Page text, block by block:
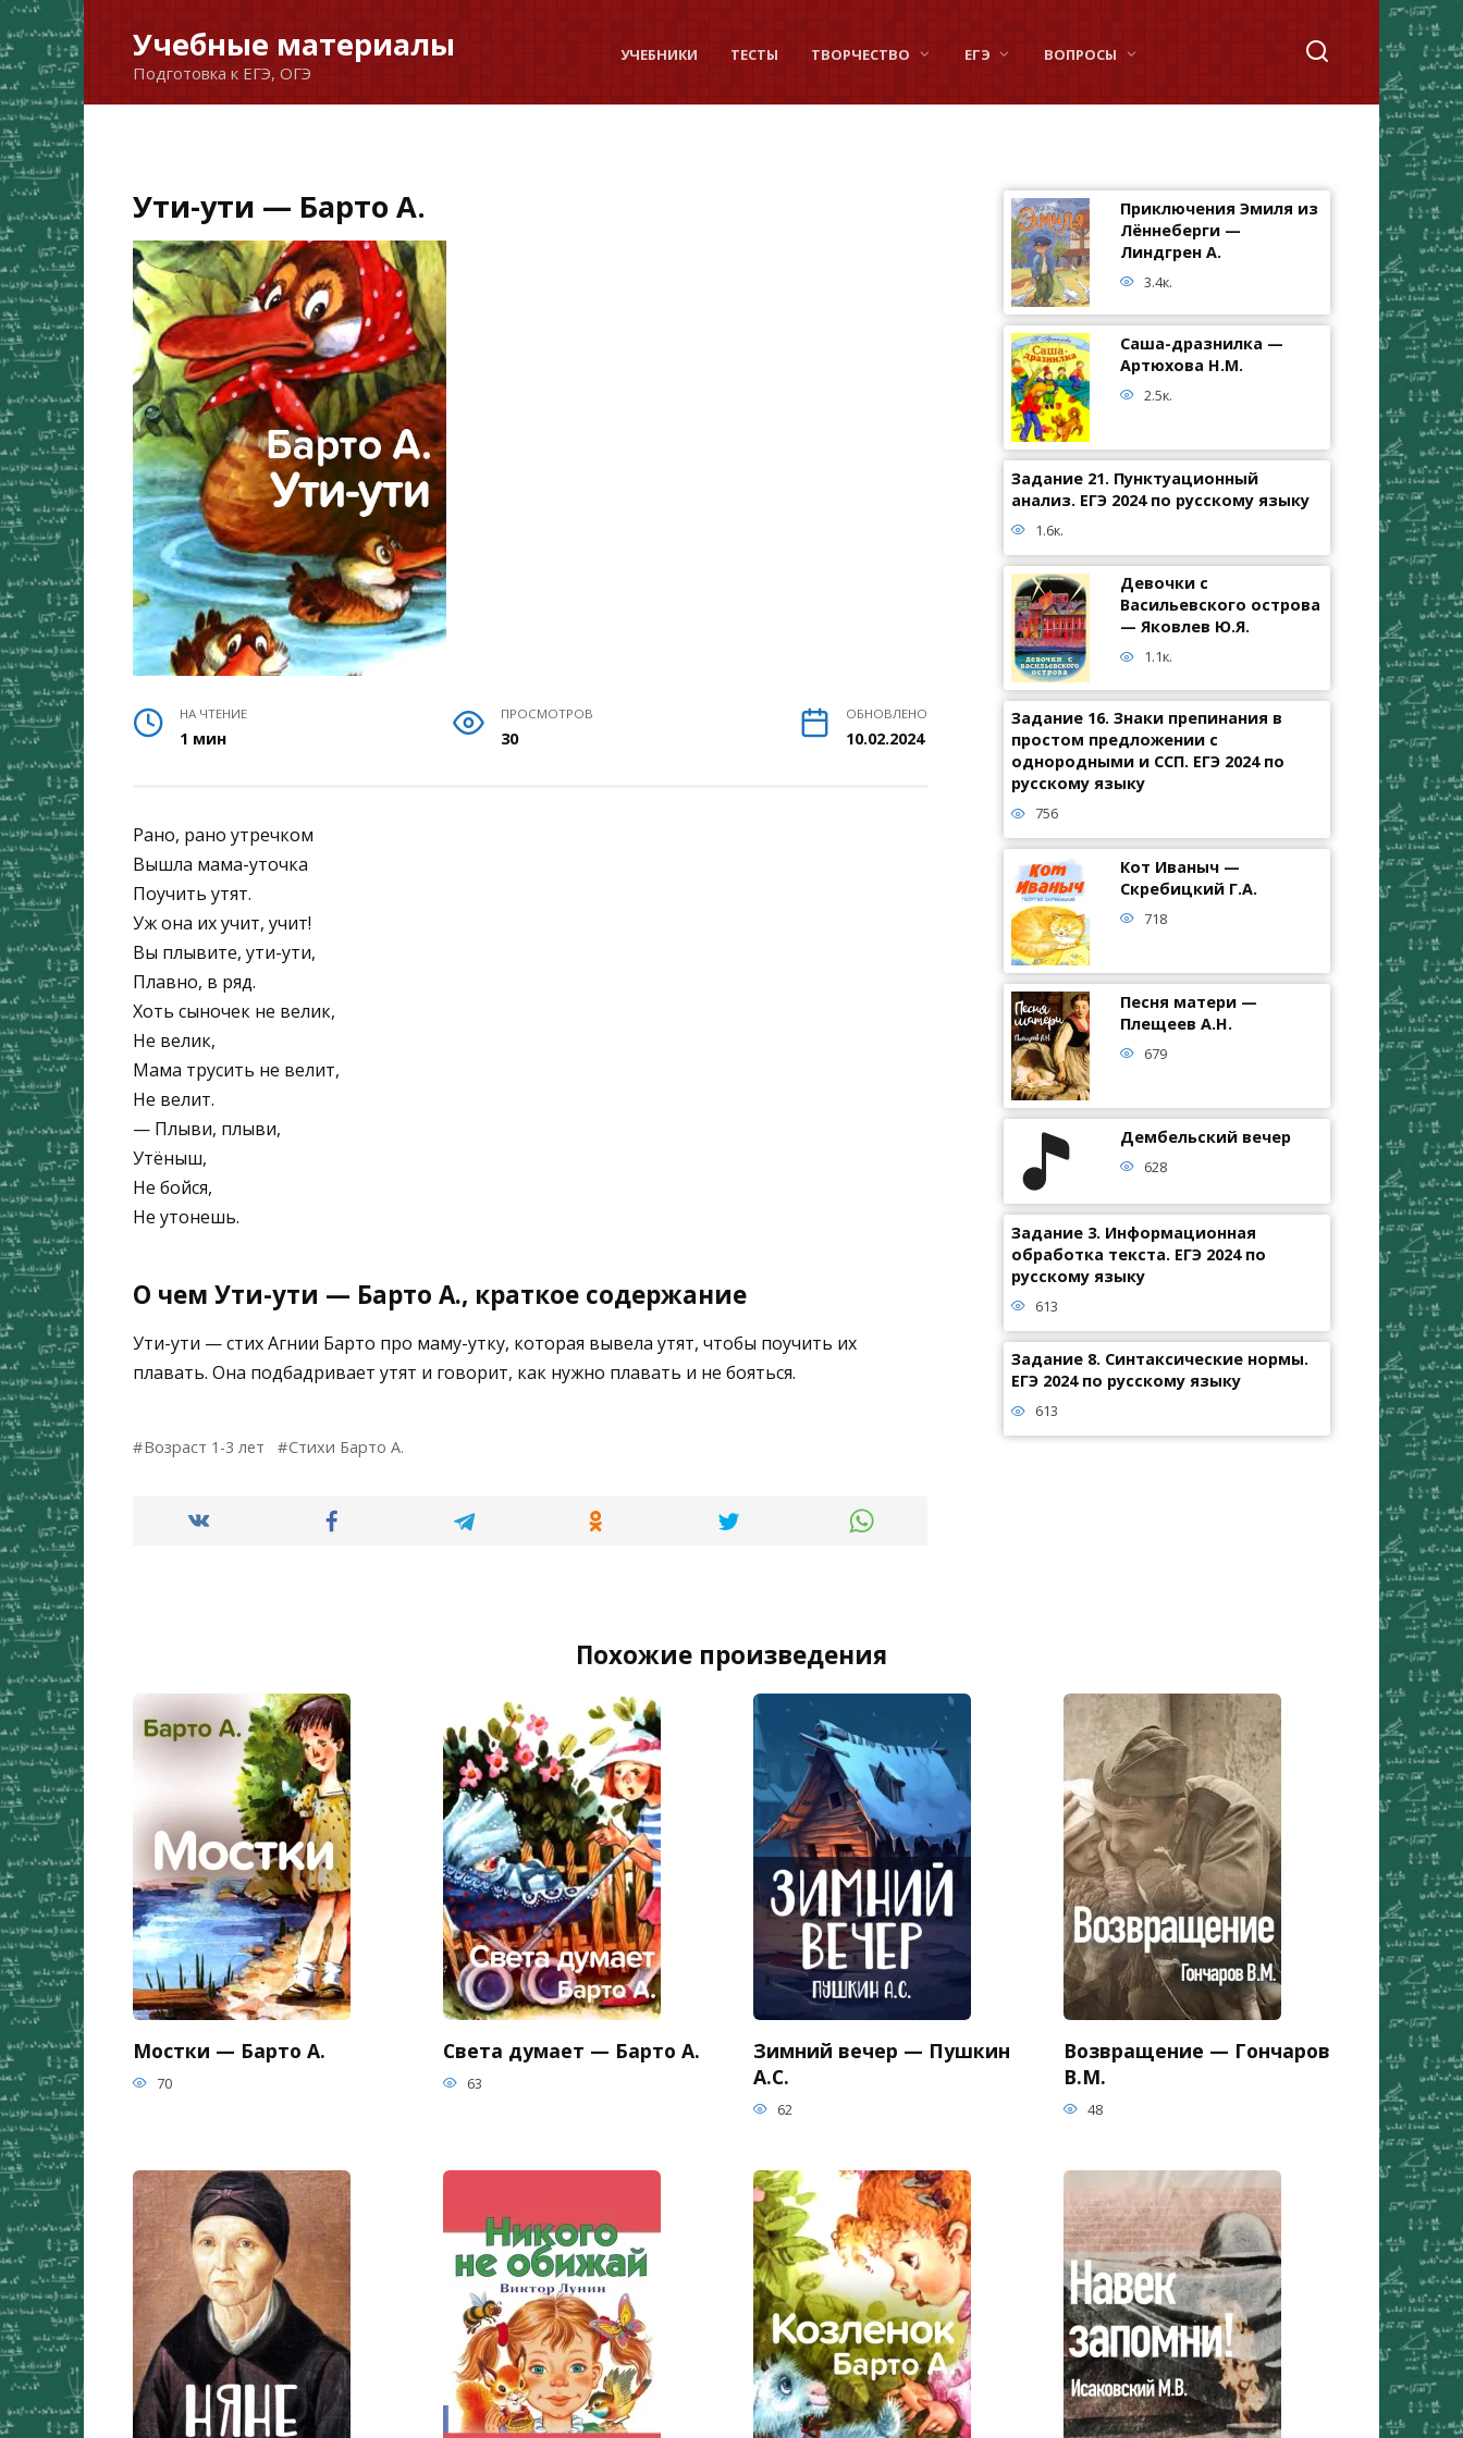
Перейти
к
содержанию
Учебные материалы
Подготовка к ЕГЭ, ОГЭ
УЧЕБНИКИ ТЕСТЫ ТВОРЧЕСТВО ЕГЭ ВОПРОСЫ
Ути-ути — Барто А.
НА ЧТЕНИЕ
1 мин
ПРОСМОТРОВ
30
ОБНОВЛЕНО
10.02.2024
Рано, рано утречком
Вышла мама-уточка
Поучить утят.
Уж она их учит, учит!
Вы плывите, ути-ути,
Плавно, в ряд.
Хоть сыночек не велик,
Не велик,
Мама трусить не велит,
Не велит.
— Плыви, плыви,
Утёныш,
Не бойся,
Не утонешь.
О чем Ути-ути — Барто А., краткое содержание
Ути-ути — стих Агнии Барто про маму-утку, которая вывела утят, чтобы поучить их
плавать. Она подбадривает утят и говорит, как нужно плавать и не бояться.
Возраст 1-3 лет Стихи Барто А.
Приключения Эмиля из
Лённеберги —
Линдгрен А.
3.4к.
Саша-дразнилка —
Артюхова Н.М.
2.5к.
Задание 21. Пунктуационный
анализ. ЕГЭ 2024 по русскому языку
1.6к.
Девочки с
Васильевского острова
— Яковлев Ю.Я.
1.1к.
Задание 16. Знаки препинания в
простом предложении с
однородными и ССП. ЕГЭ 2024 по
русскому языку
756
Кот Иваныч —
Скребицкий Г.А.
718
Песня матери —
Плещеев А.Н.
679
Дембельский вечер
628
Задание 3. Информационная
обработка текста. ЕГЭ 2024 по
русскому языку
613
Задание 8. Синтаксические нормы.
ЕГЭ 2024 по русскому языку
613
Похожие произведения
Мостки — Барто А.
70
Света думает — Барто А.
63
Зимний вечер — Пушкин
А.С.
62
Возвращение — Гончаров
В.М.
48